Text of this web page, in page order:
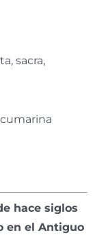
sacra,
hace siglos
en el Antiguo